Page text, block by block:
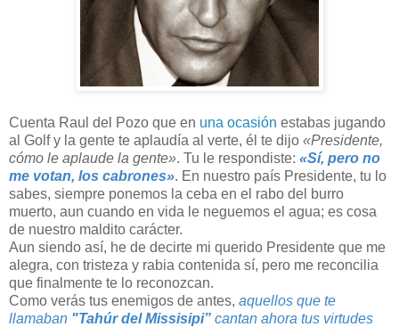
Cuenta Raul del Pozo que en una ocasión estabas jugando
al Golf y la gente te aplaudía al verte, él te dijo «Presidente,
cómo le aplaude la gente». Tu le respondiste: «Sí, pero no
me votan, los cabrones». En nuestro país Presidente, tu lo
sabes, siempre ponemos la ceba en el rabo del burro
muerto, aun cuando en vida le neguemos el agua; es cosa
de nuestro maldito carácter.
Aun siendo así, he de decirte mi querido Presidente que me
alegra, con tristeza y rabia contenida sí, pero me reconcilia
que finalmente te lo reconozcan.
Como verás tus enemigos de antes, aquellos que te
llamaban "Tahúr del Missisipi” cantan ahora tus virtudes